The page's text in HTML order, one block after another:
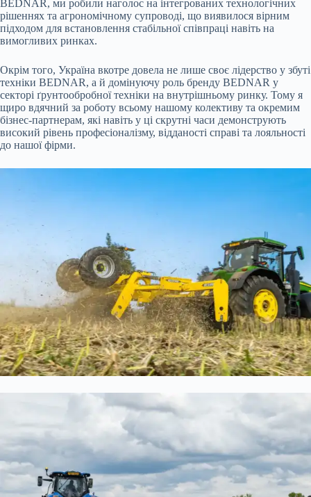
BEDNAR, ми робили наголос на інтегрованих технологічних
рішеннях та агрономічному супроводі, що виявилося вірним
підходом для встановлення стабільної співпраці навіть на
вимогливих ринках.
Окрім того, Україна вкотре довела не лише своє лідерство у збуті
техніки BEDNAR, а й домінуючу роль бренду BEDNAR у
секторі ґрунтообробної техніки на внутрішньому ринку. Тому я
щиро вдячний за роботу всьому нашому колективу та окремим
бізнес-партнерам, які навіть у ці скрутні часи демонструють
високий рівень професіоналізму, відданості справі та лояльності
до нашої фірми.